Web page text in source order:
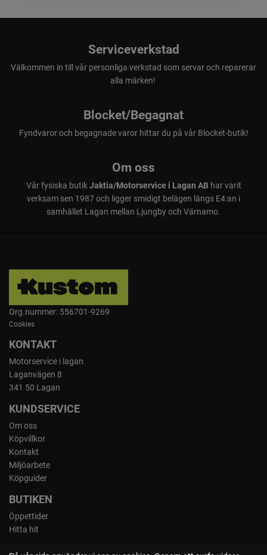
Serviceverkstad
Välkommen in till vår personliga verkstad som servar och reparerar
alla märken!
Blocket/Begagnat
Fyndvaror och begagnade varor hittar du på vår Blocket-butik!
Om oss
Vår fysiska butikJaktia/Motorservice i Lagan ABhar varit
verksam sen 1987 och ligger smidigt belägen längs E4:an i
samhället Lagan mellan Ljungby och Värnamo.
Org.nummer: 556701-9269
Cookies
KONTAKT
Motorservice i lagan
Laganvägen 8
341 50 Lagan
KUNDSERVICE
Om oss
Köpvillkor
Kontakt
Miljöarbete
Köpguider
BUTIKEN
Öppettider
Hitta hit